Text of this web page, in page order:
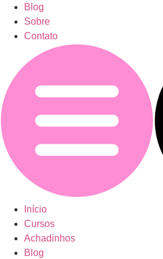
Blog
Sobre
Contato
Início
Cursos
Achadinhos
Blog